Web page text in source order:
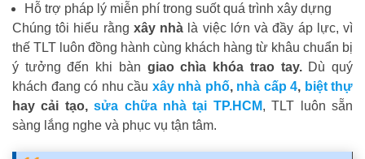
Hỗ trợ pháp lý miễn phí trong suốt quá trình xây dựng
Chúng tôi hiểu rằng xây nhà là việc lớn và đầy áp lực, vì
thế TLT luôn đồng hành cùng khách hàng từ khâu chuẩn bị
ý tưởng đến khi bàn giao chìa khóa trao tay.Dù quý
khách đang có nhu cầu xây nhà phố, nhà cấp 4, biệt thự
hay cải tạo,sửa chữa nhà tại TP.HCM, TLT luôn sẵn
sàng lắng nghe và phục vụ tận tâm.